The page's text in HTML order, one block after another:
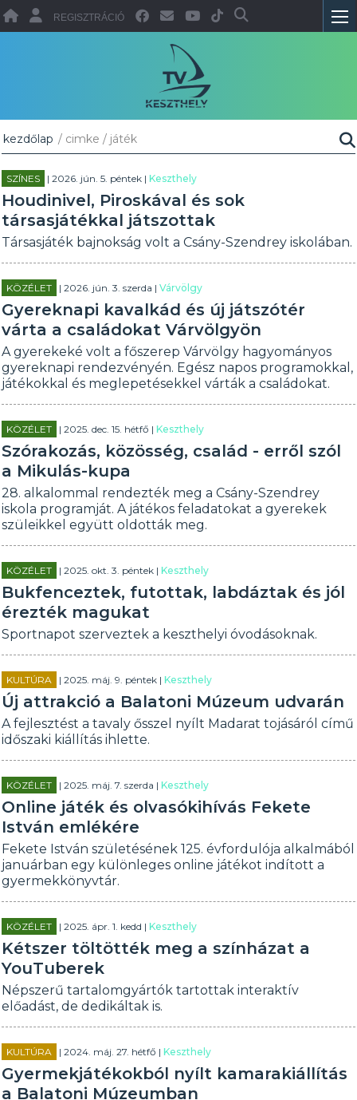
REGISZTRÁCIÓ
kezdőlap / cimke / játék
SZÍNES | 2026. jún. 5. péntek |Keszthely
Houdinivel, Piroskával és sok
társasjátékkal játszottak
Társasjáték bajnokság volt a Csány-Szendrey iskolában.
KÖZÉLET | 2026. jún. 3. szerda |Várvölgy
Gyereknapi kavalkád és új játszótér
várta a családokat Várvölgyön
A gyerekeké volt a főszerep Várvölgy hagyományos
gyereknapi rendezvényén. Egész napos programokkal,
játékokkal és meglepetésekkel várták a családokat.
KÖZÉLET | 2025. dec. 15. hétfő |Keszthely
Szórakozás, közösség, család - erről szól
a Mikulás-kupa
28. alkalommal rendezték meg a Csány-Szendrey
iskola programját. A játékos feladatokat a gyerekek
szüleikkel együtt oldották meg.
KÖZÉLET | 2025. okt. 3. péntek |Keszthely
Bukfenceztek, futottak, labdáztak és jól
érezték magukat
Sportnapot szerveztek a keszthelyi óvodásoknak.
KULTÚRA | 2025. máj. 9. péntek |Keszthely
Új attrakció a Balatoni Múzeum udvarán
A fejlesztést a tavaly ősszel nyílt Madarat tojásáról című
időszaki kiállítás ihlette.
KÖZÉLET | 2025. máj. 7. szerda |Keszthely
Online játék és olvasókihívás Fekete
István emlékére
Fekete István születésének 125. évfordulója alkalmából
januárban egy különleges online játékot indított a
gyermekkönyvtár.
KÖZÉLET | 2025. ápr. 1. kedd |Keszthely
Kétszer töltötték meg a színházat a
YouTuberek
Népszerű tartalomgyártók tartottak interaktív
előadást, de dedikáltak is.
KULTÚRA | 2024. máj. 27. hétfő |Keszthely
Gyermekjátékokból nyílt kamarakiállítás
a Balatoni Múzeumban